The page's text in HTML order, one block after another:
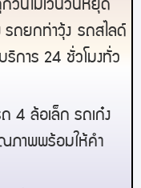
วันไม่เว้นวันหยุด
รถยกท่าวุ้ง รถสไลด์
ริการ 24 ชั่วโมงทั่ว
4 ล้อเล็ก รถเก๋ง
ณภาพพร้อมให้คำ